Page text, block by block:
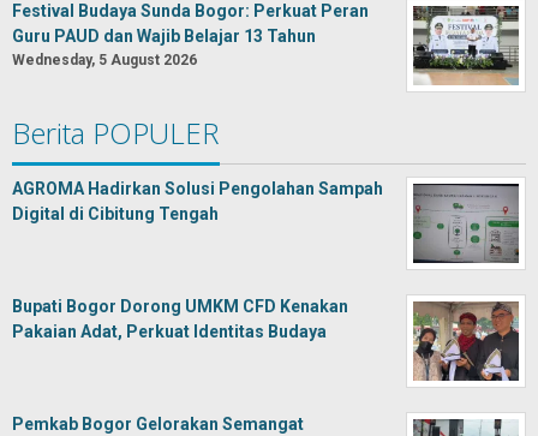
Festival Budaya Sunda Bogor: Perkuat Peran
Guru PAUD dan Wajib Belajar 13 Tahun
Wednesday, 5 August 2026
Berita POPULER
AGROMA Hadirkan Solusi Pengolahan Sampah
Digital di Cibitung Tengah
Bupati Bogor Dorong UMKM CFD Kenakan
Pakaian Adat, Perkuat Identitas Budaya
Pemkab Bogor Gelorakan Semangat